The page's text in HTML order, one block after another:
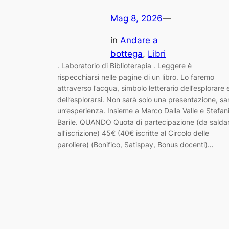
Mag 8, 2026—
in Andare a
bottega, Libri
. Laboratorio di Biblioterapia . Leggere è
rispecchiarsi nelle pagine di un libro. Lo faremo
attraverso l’acqua, simbolo letterario dell’esplorare
dell’esplorarsi. Non sarà solo una presentazione,
un’esperienza. Insieme a Marco Dalla Valle e
Barile. QUANDO Quota di partecipazione (da
all’iscrizione) 45€ (40€ iscritte al Circolo delle
paroliere) (Bonifico, Satispay, Bonus docenti)…